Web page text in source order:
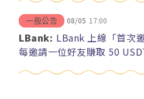
一般公告 08/05 17:00
LBank: LBank 上線「首次
每邀請一位好友賺取 50